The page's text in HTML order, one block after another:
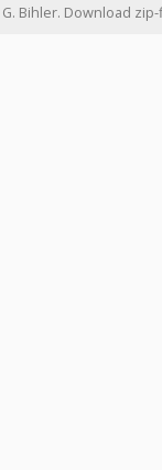
Bihler. Download